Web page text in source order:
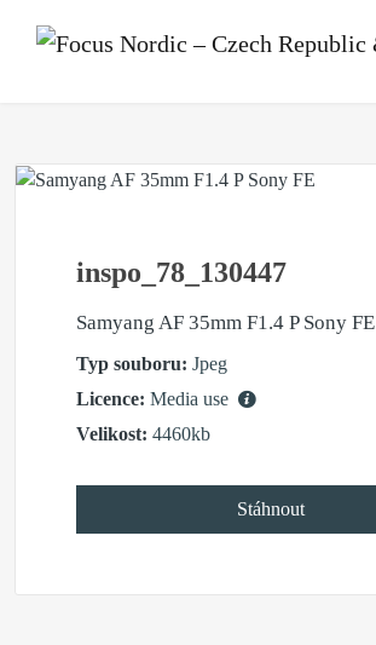
inspo_78_130447
Samyang AF 35mm F1.4 P Sony FE
Typ souboru: Jpeg
Licence: Media use
Velikost: 4460kb
Stáhnout